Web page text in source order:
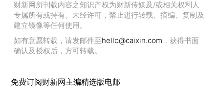
财新网所刊载内容之知识产权为财新传媒及/或相关权利人
专属所有或持有。未经许可，禁止进行转载、摘编、复制及
建立镜像等任何使用。
如有意愿转载，请发邮件至hello@caixin.com ，获得书面
确认及授权后，方可转载。
免费订阅财新网主编精选版电邮